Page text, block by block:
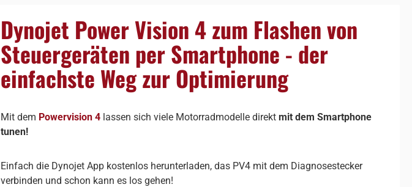
Dynojet Power Vision 4 zum Flashen von
Steuergeräten per Smartphone - der
einfachste Weg zur Optimierung
Mit dem Powervision 4 lassen sich viele Motorradmodelle direkt mit dem Smartphone
tunen!
Einfach die Dynojet App kostenlos herunterladen, das PV4 mit dem Diagnosestecker
verbinden und schon kann es los gehen!